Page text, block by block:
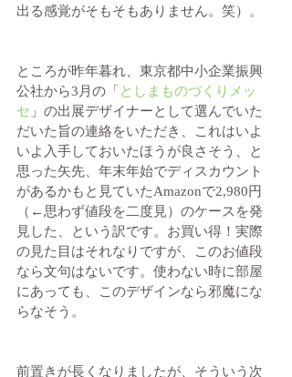
出る感覚がそもそもありません。笑）。
ところが昨年暮れ、東京都中小企業振興
公社から3月の「 としまものづくりメッ
セ 」の出展デザイナーとして選んでいた
だいた旨の連絡をいただき、これはいよ
いよ入手しておいたほうが良さそう、と
思った矢先、年末年始でディスカウント
があるかもと見ていたAmazonで2,980円
（←思わず値段を二度見）のケースを発
見した、という訳です。お買い得！実際
の見た目はそれなりですが、このお値段
なら文句はないです。使わない時に部屋
にあっても、このデザインなら邪魔にな
らなそう。
前置きが長くなりましたが、そういう次